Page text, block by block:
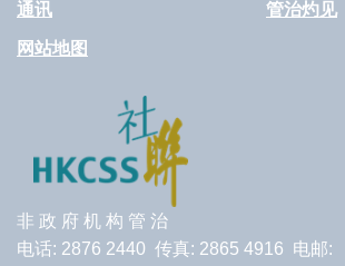
通讯 管治灼见
网站地图
非 政 府 机 构 管 治
电话: 2876 2440 传真: 2865 4916 电邮: